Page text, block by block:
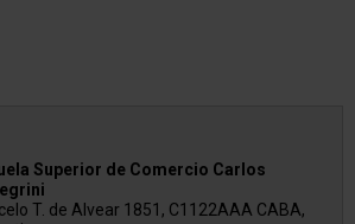
Superior de Comercio Carlos
T. de Alvear 1851, C1122AAA CABA,